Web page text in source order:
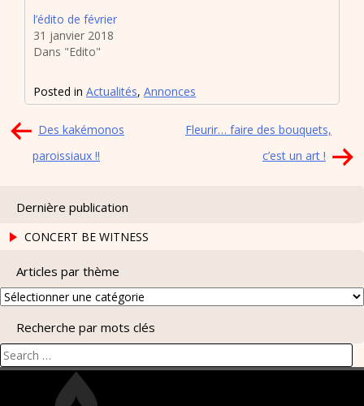
l’édito de février
31 janvier 2018
Dans "Edito"
Posted in Actualités, Annonces
Navigation
de
Des kakémonos
paroissiaux !!
Fleurir… faire des bouquets,
c’est un art !
Dernière publication
CONCERT BE WITNESS
Articles par thème
Articles
thèmeRecherche par mots clés
Search
for: